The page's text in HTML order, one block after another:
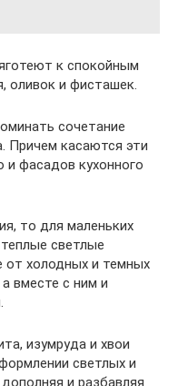
к спокойным
оливок и фисташек.
сочетание
Причем касаются эти
и фасадов кухонного
то для маленьких
светлые
от холодных и темных
вместе с ним и
изумруда и хвои
светлых и
и разбавляя